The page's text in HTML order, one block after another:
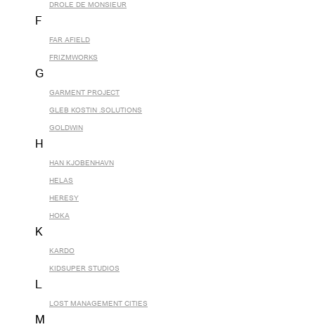
DROLE DE MONSIEUR
F
FAR AFIELD
FRIZMWORKS
G
GARMENT PROJECT
GLEB KOSTIN .SOLUTIONS
GOLDWIN
H
HAN KJOBENHAVN
HELAS
HERESY
HOKA
K
KARDO
KIDSUPER STUDIOS
L
LOST MANAGEMENT CITIES
M